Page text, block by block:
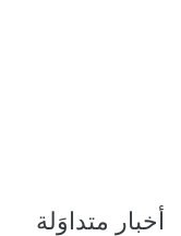
أخبار متداوَلة